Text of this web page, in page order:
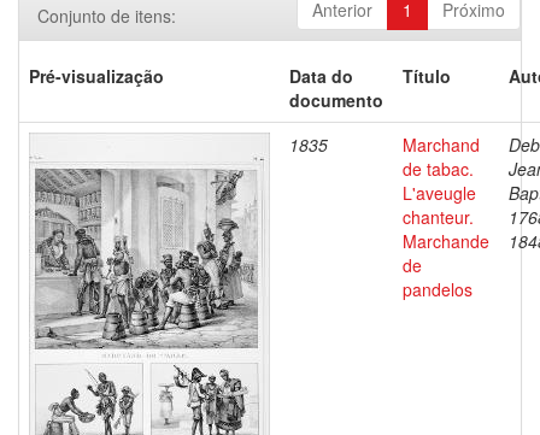
Anterior 1 Próximo
Conjunto de itens:
Pré-visualização
Data do
documento
Título
1835
Marchand
de tabac.
L'aveugle
chanteur.
Marchande
de
pandelos